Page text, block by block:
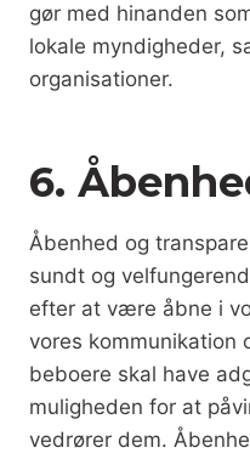
gør med hinanden
lokale myndigheder,
organisationer.
6.
Åbenhed og
sundt og
efter at være åbne i
vores kommunikation
beboere skal have
muligheden for at
vedrører dem.